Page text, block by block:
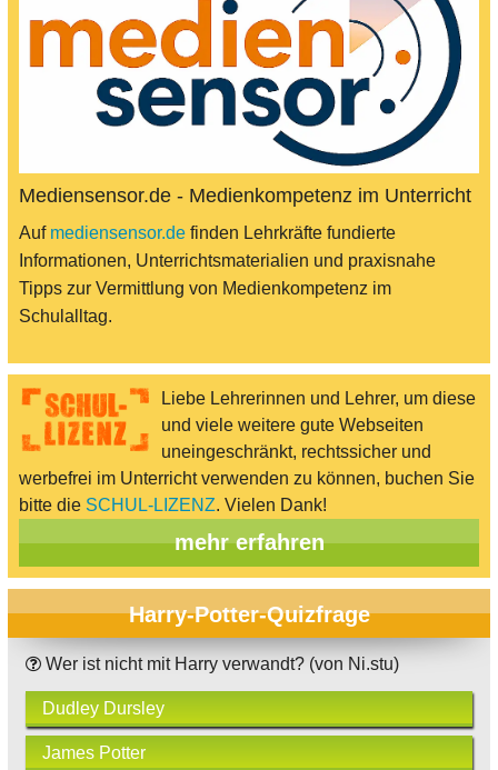
Mediensensor.de - Medienkompetenz im Unterricht
Auf mediensensor.de finden Lehrkräfte fundierte
Informationen, Unterrichtsmaterialien und praxisnahe
Tipps zur Vermittlung von Medienkompetenz im
Schulalltag.
Liebe Lehrerinnen und Lehrer, um diese
und viele weitere gute Webseiten
uneingeschränkt, rechtssicher und
werbefrei im Unterricht verwenden zu können, buchen Sie
bitte die SCHUL-LIZENZ. Vielen Dank!
mehr erfahren
Harry-Potter-Quizfrage
Wer ist nicht mit Harry verwandt? (von Ni.stu)
Dudley Dursley
James Potter